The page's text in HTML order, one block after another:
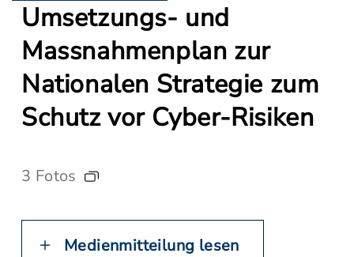
Umsetzungs- und
Massnahmenplan zur
Nationalen Strategie zum
Schutz vor Cyber-Risiken
3 Fotos
Medienmitteilung lesen